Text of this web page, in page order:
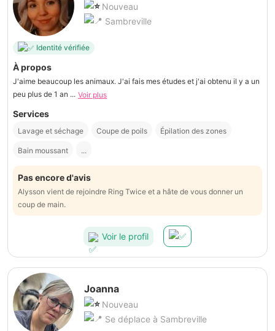
Nouveau
Sambreville
Identité vérifiée
À propos
J'aime beaucoup les animaux. J'ai fais mes études et j'ai obtenu il y a un
peu plus de 1 an ... Voir plus
Services
Lavage et séchage Coupe de poils Épilation des zones
Bain moussant ...
Pas encore d'avis
Alysson vient de rejoindre Ring Twice et a hâte de vous donner un
coup de main.
Voir le profil
Joanna
Nouveau
Se déplace à Sambreville